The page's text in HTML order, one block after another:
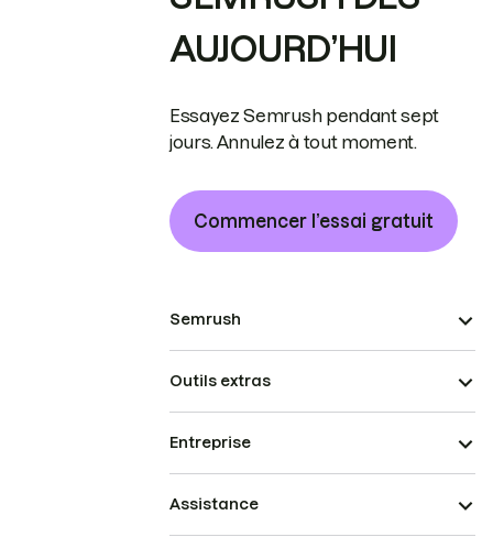
AUJOURD’HUI
Essayez Semrush pendant sept
jours. Annulez à tout moment.
Commencer l’essai gratuit
Semrush
Outils extras
Entreprise
Assistance